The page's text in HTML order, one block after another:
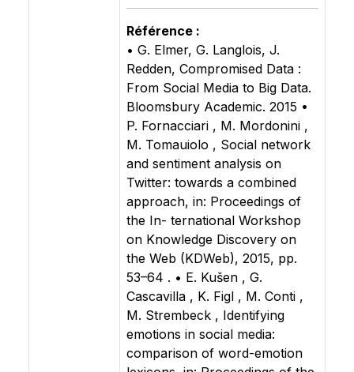
Référence :
• G. Elmer, G. Langlois, J.
Redden, Compromised Data :
From Social Media to Big Data.
Bloomsbury Academic. 2015 •
P. Fornacciari , M. Mordonini ,
M. Tomauiolo , Social network
and sentiment analysis on
Twitter: towards a combined
approach, in: Proceedings of
the In- ternational Workshop
on Knowledge Discovery on
the Web (KDWeb), 2015, pp.
53–64 . • E. Kušen , G.
Cascavilla , K. Figl , M. Conti ,
M. Strembeck , Identifying
emotions in social media:
comparison of word-emotion